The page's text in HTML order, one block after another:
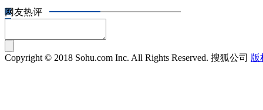
网友热评
Copyright © 2018 Sohu.com Inc. All Rights Reserved. 搜狐公司 版